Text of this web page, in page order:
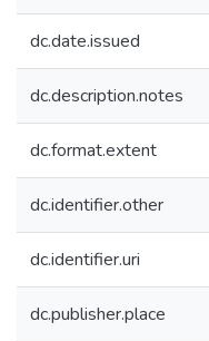
dc.date.issued
dc.description.notes
dc.format.extent
dc.identifier.other
dc.identifier.uri
dc.publisher.place